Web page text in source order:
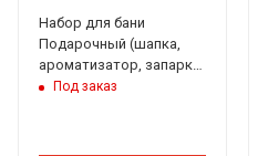
Набор для бани
Подарочный (шапка,
ароматизатор, запарка,
пилка, топпер, ящик)
Под заказ